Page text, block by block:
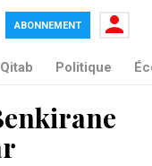
ABONNEMENT
Qitab Politique